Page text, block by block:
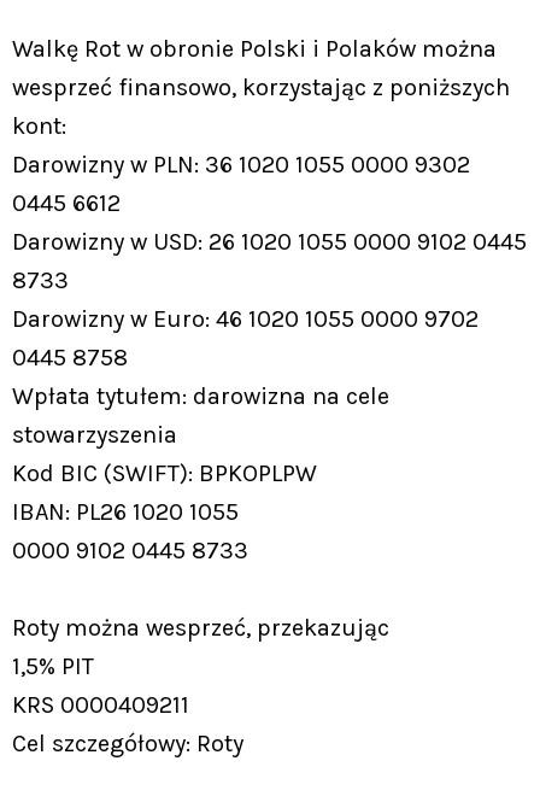
Walkę Rot w obronie Polski i Polaków można
wesprzeć finansowo, korzystając z poniższych
kont:
Darowizny w PLN: 36 1020 1055 0000 9302
0445 6612
Darowizny w USD: 26 1020 1055 0000 9102 0445
8733
Darowizny w Euro: 46 1020 1055 0000 9702
0445 8758
Wpłata tytułem: darowizna na cele
stowarzyszenia
Kod BIC (SWIFT): BPKOPLPW
IBAN: PL26 1020 1055
0000 9102 0445 8733
Roty można wesprzeć, przekazując
1,5% PIT
KRS 0000409211
Cel szczegółowy: Roty